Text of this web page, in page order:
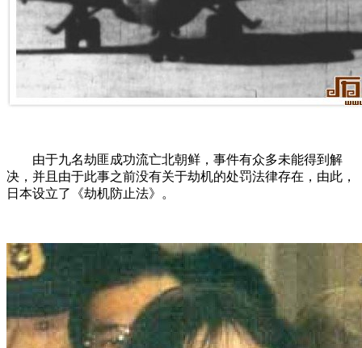
由于九名劫匪成功流亡北朝鲜，事件有众多未能得到解
决，并且由于此事之前没有关于劫机的处罚法律存在，由此，
日本设立了《劫机防止法》。